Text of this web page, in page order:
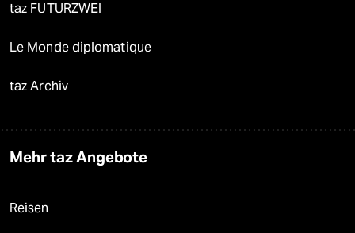
taz FUTURZWEI
Le Monde diplomatique
taz Archiv
Mehr taz Angebote
Reisen